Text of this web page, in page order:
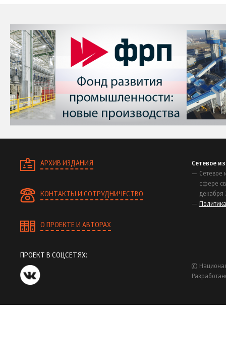
АРХИВ ИЗДАНИЯ
КОНТАКТЫ И СОТРУДНИЧЕСТВО
О ПРОЕКТЕ И АВТОРАХ
Сетевое
Сетевое
сфере
декабря
ПРОЕКТ В СОЦСЕТЯХ:
©